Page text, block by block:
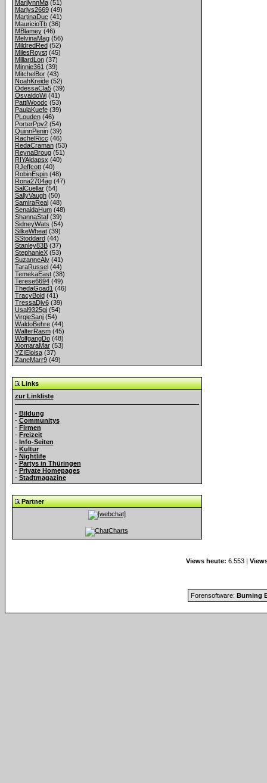
MarilynnMa(51)
Marlys2669(49)
MartinaDuc (41)
MauricioTb(36)
MBlamey(46)
MelvinaMag(56)
MildredRed(52)
MilesRoyst(45)
MillardLon(37)
Minnie361 (39)
MitchelBor(43)
NoahKreide(52)
OdessaCla5(39)
OsvaldoWi(41)
PattiWoodc (53)
PaulaKuefe(39)
PLouden(46)
PorterPpv2(54)
QuinnPenin(39)
RachelRicc (46)
RedaCraman(53)
ReynaBroug(51)
RIYAldapsx (40)
RJeffcott(40)
RobinEspin(48)
Rona2704ag(47)
SalCuellar(54)
SallyVaugh(50)
SamiraReal(48)
SenaidaHum(48)
ShannaStaf(39)
SidneyWats (54)
SilkeWheat(39)
SStoddard(44)
Stanley83B(37)
StephanieX(53)
SuzanneAlv(41)
TaraRussel(44)
TemekaEast(38)
Terese6694(49)
ThedaGoad1 (46)
TracyBold(41)
TressaDjy6(39)
Usal9325gj(54)
VirgieSanj(54)
WaldoBehre(44)
WalterRasm(45)
WolfgangDo(48)
XiomaraMar(53)
YZIEloisa(37)
ZaneMarr9(49)
Links
zur Linkliste
- Bildung
- Communitys
- Firmen
- Freizeit
- Info-Seiten
- Kultur
- Nightlife
- Partys in Thüringen
- Private Homepages
- Stadtmagazine
Partner
Views heute: 6.553 |
Forensoftware: Burning